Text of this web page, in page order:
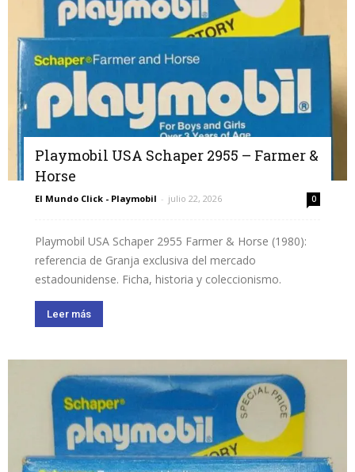
Playmobil USA Schaper 2955 – Farmer &
Horse
El Mundo Click - Playmobil - julio 22, 2026 0
Playmobil USA Schaper 2955 Farmer & Horse (1980):
referencia de Granja exclusiva del mercado
estadounidense. Ficha, historia y coleccionismo.
Leer más